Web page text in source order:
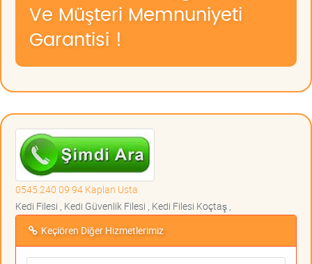
Ve Müşteri Memnuniyeti
Garantisi !
0545 240 09 94 Kaplan Usta
Kedi Filesi , Kedi Güvenlik Filesi , Kedi Filesi Koçtaş ,
Keçiören Diğer Hizmetlerimiz